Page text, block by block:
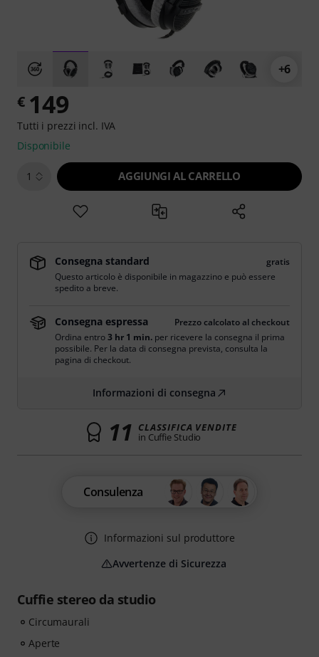
+6
Cuffie stereo da studio
Circumaurali
Aperte
€ 149
Tutti i prezzi incl. IVA
Disponibile
1 AGGIUNGI AL CARRELLO
Consegna standard
gratis
Questo articolo è disponibile in magazzino e può essere
spedito a breve.
Consegna espressa
Prezzo calcolato al checkout
Ordina entro3 hr 1 min. per ricevere la consegna il prima
possibile. Per la data di consegna prevista, consulta la
pagina di checkout.
Informazioni di consegna
11 CLASSIFICA VENDITE
in Cuffie Studio
Consulenza
Informazioni sul produttore
Avvertenze di Sicurezza